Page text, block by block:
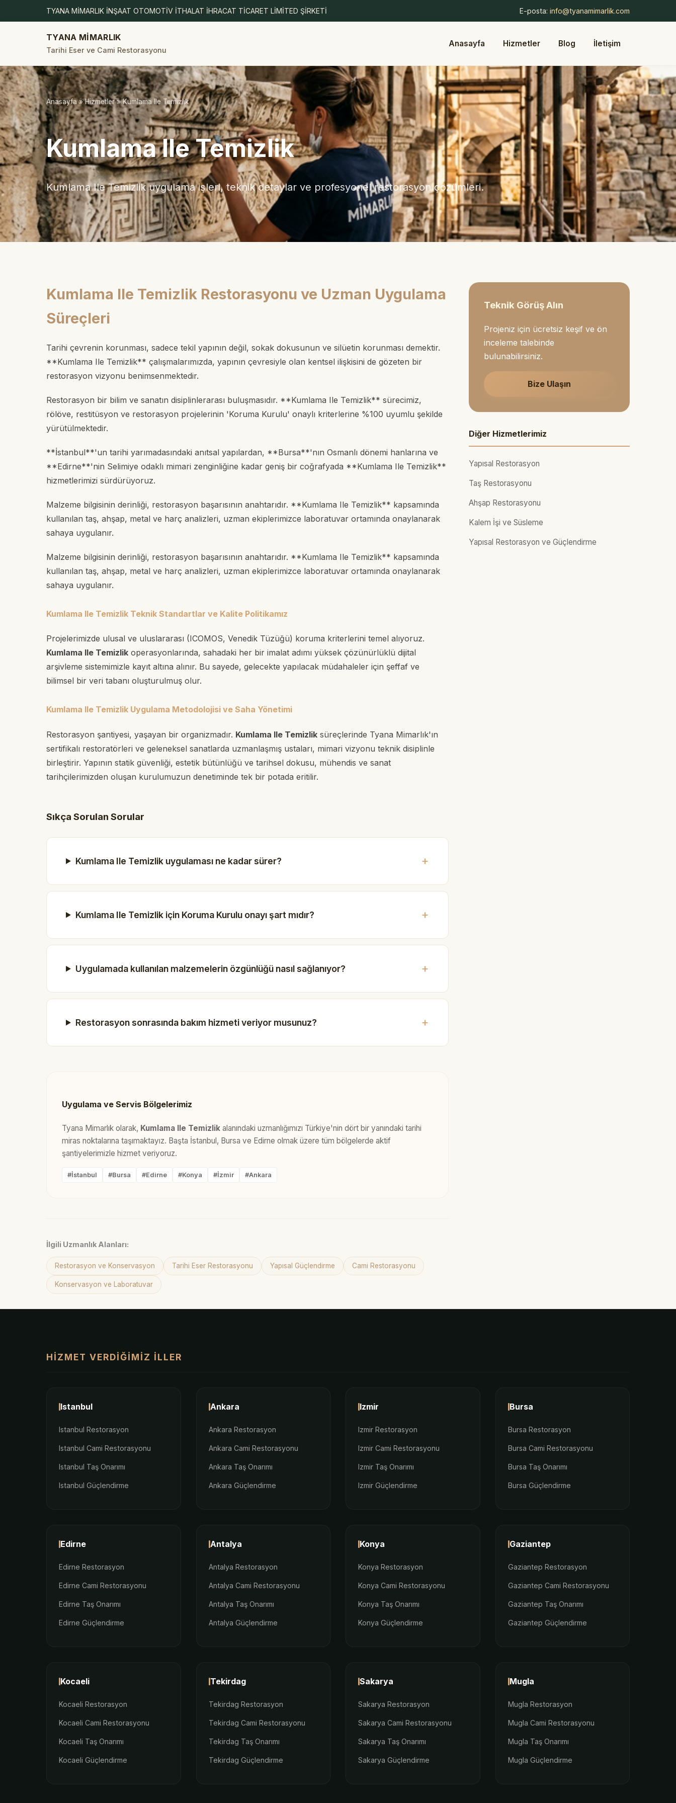
TYANA MİMARLIK İNŞAAT OTOMOTİV İTHALAT İHRACAT TİCARET LİMİTED ŞİRKETİ E-posta: info@tyanamimarlik.com
TYANA MİMARLIK
Tarihi Eser ve Cami Restorasyonu
Anasayfa Hizmetler Blog İletişim
Anasayfa»Hizmetler» Kumlama Ile Temizlik
Kumlama Ile Temizlik
Kumlama Ile Temizlik uygulama işleri, teknik detaylar ve profesyonel restorasyon çözümleri.
Kumlama Ile Temizlik Restorasyonu ve Uzman Uygulama
Süreçleri
Tarihi çevrenin korunması, sadece tekil yapının değil, sokak dokusunun ve silüetin korunması demektir.
**Kumlama Ile Temizlik** çalışmalarımızda, yapının çevresiyle olan kentsel ilişkisini de gözeten bir
restorasyon vizyonu benimsenmektedir.
Restorasyon bir bilim ve sanatın disiplinlerarası buluşmasıdır. **Kumlama Ile Temizlik** sürecimiz,
rölöve, restitüsyon ve restorasyon projelerinin 'Koruma Kurulu' onaylı kriterlerine %100 uyumlu şekilde
yürütülmektedir.
**İstanbul**'un tarihi yarımadasındaki anıtsal yapılardan, **Bursa**'nın Osmanlı dönemi hanlarına ve
**Edirne**'nin Selimiye odaklı mimari zenginliğine kadar geniş bir coğrafyada **Kumlama Ile Temizlik**
hizmetlerimizi sürdürüyoruz.
Malzeme bilgisinin derinliği, restorasyon başarısının anahtarıdır. **Kumlama Ile Temizlik** kapsamında
kullanılan taş, ahşap, metal ve harç analizleri, uzman ekiplerimizce laboratuvar ortamında onaylanarak
sahaya uygulanır.
Malzeme bilgisinin derinliği, restorasyon başarısının anahtarıdır. **Kumlama Ile Temizlik** kapsamında
kullanılan taş, ahşap, metal ve harç analizleri, uzman ekiplerimizce laboratuvar ortamında onaylanarak
sahaya uygulanır.
Kumlama Ile Temizlik Teknik Standartlar ve Kalite Politikamız
Projelerimizde ulusal ve uluslararası (ICOMOS, Venedik Tüzüğü) koruma kriterlerini temel alıyoruz.
Kumlama Ile Temizlik operasyonlarında, sahadaki her bir imalat adımı yüksek çözünürlüklü dijital
arşivleme sistemimizle kayıt altına alınır. Bu sayede, gelecekte yapılacak müdahaleler için şeffaf ve
bilimsel bir veri tabanı oluşturulmuş olur.
Kumlama Ile Temizlik Uygulama Metodolojisi ve Saha Yönetimi
Restorasyon şantiyesi, yaşayan bir organizmadır. Kumlama Ile Temizlik süreçlerinde Tyana Mimarlık'ın
sertifikalı restoratörleri ve geleneksel sanatlarda uzmanlaşmış ustaları, mimari vizyonu teknik disiplinle
birleştirir. Yapının statik güvenliği, estetik bütünlüğü ve tarihsel dokusu, mühendis ve sanat
tarihçilerimizden oluşan kurulumuzun denetiminde tek bir potada eritilir.
Sıkça Sorulan Sorular
Kumlama Ile Temizlik uygulaması ne kadar sürer?
Kumlama Ile Temizlik için Koruma Kurulu onayı şart mıdır?
Uygulamada kullanılan malzemelerin özgünlüğü nasıl sağlanıyor?
Restorasyon sonrasında bakım hizmeti veriyor musunuz?
Uygulama ve Servis Bölgelerimiz
Tyana Mimarlık olarak, Kumlama Ile Temizlik alanındaki uzmanlığımızı Türkiye'nin dört bir yanındaki tarihi
miras noktalarına taşımaktayız. Başta İstanbul, Bursa ve Edirne olmak üzere tüm bölgelerde aktif
şantiyelerimizle hizmet veriyoruz.
#İstanbul #Bursa #Edirne #Konya #İzmir #Ankara
İlgili Uzmanlık Alanları:
Restorasyon ve Konservasyon Tarihi Eser Restorasyonu Yapısal Güçlendirme Cami Restorasyonu
Konservasyon ve Laboratuvar
Teknik Görüş Alın
Projeniz için ücretsiz keşif ve ön
inceleme talebinde
bulunabilirsiniz.
Bize Ulaşın
Diğer Hizmetlerimiz
Yapısal Restorasyon
Taş Restorasyonu
Ahşap Restorasyonu
Kalem İşi ve Süsleme
Yapısal Restorasyon ve Güçlendirme
HIZMET VERDIĞIMIZ İLLER
Istanbul
Istanbul Restorasyon
Istanbul Cami Restorasyonu
Istanbul Taş Onarımı
Istanbul Güçlendirme
Ankara
Ankara Restorasyon
Ankara Cami Restorasyonu
Ankara Taş Onarımı
Ankara Güçlendirme
Izmir
Izmir Restorasyon
Izmir Cami Restorasyonu
Izmir Taş Onarımı
Izmir Güçlendirme
Bursa
Bursa Restorasyon
Bursa Cami Restorasyonu
Bursa Taş Onarımı
Bursa Güçlendirme
Edirne
Edirne Restorasyon
Edirne Cami Restorasyonu
Edirne Taş Onarımı
Edirne Güçlendirme
Antalya
Antalya Restorasyon
Antalya Cami Restorasyonu
Antalya Taş Onarımı
Antalya Güçlendirme
Konya
Konya Restorasyon
Konya Cami Restorasyonu
Konya Taş Onarımı
Konya Güçlendirme
Gaziantep
Gaziantep Restorasyon
Gaziantep Cami Restorasyonu
Gaziantep Taş Onarımı
Gaziantep Güçlendirme
Kocaeli
Kocaeli Restorasyon
Kocaeli Cami Restorasyonu
Kocaeli Taş Onarımı
Kocaeli Güçlendirme
Tekirdag
Tekirdag Restorasyon
Tekirdag Cami Restorasyonu
Tekirdag Taş Onarımı
Tekirdag Güçlendirme
Sakarya
Sakarya Restorasyon
Sakarya Cami Restorasyonu
Sakarya Taş Onarımı
Sakarya Güçlendirme
Mugla
Mugla Restorasyon
Mugla Cami Restorasyonu
Mugla Taş Onarımı
Mugla Güçlendirme